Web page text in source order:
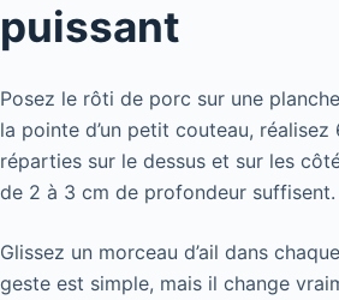
puissant
Posez le rôti de porc sur une
la pointe d’un petit couteau, réalisez
réparties sur le dessus et sur les
de 2 à 3 cm de profondeur suffisent.
Glissez un morceau d’ail dans
geste est simple, mais il change